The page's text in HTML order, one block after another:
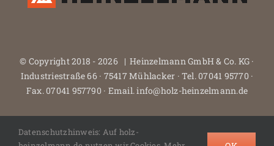
© Copyright 2018 - 2026 | Heinzelmann GmbH & Co. KG ·
Industriestraße 66 · 75417 Mühlacker · Tel. 07041 95770 ·
Fax. 07041 957790 · Email. info@holz-heinzelmann.de
FacebookInstagram
Datenschutzhinweis: Auf holz-